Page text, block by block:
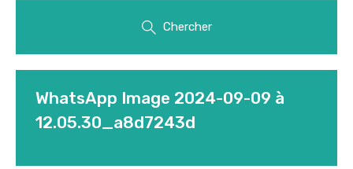
Chercher
WhatsApp Image 2024-09-09 à
12.05.30_a8d7243d